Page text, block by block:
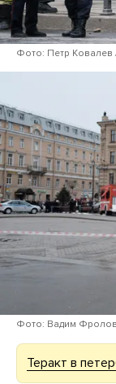
Фото: Петр Ковалев
Фото: Вадим
Теракт в